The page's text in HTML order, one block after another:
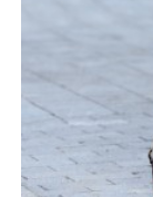
Производство
технологий.
решением для
*описание
правила ухода